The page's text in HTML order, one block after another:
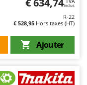
€ 634,74Inclus
R-22
€ 528,95 Hors taxes (HT)
Ajouter